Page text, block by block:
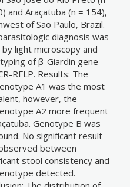
and Araçatuba (n = 154),
of São Paulo, Brazil.
diagnosis was
light microscopy and
of β-Giardin gene
RFLP. Results: The
A1 was the most
however, the
A2 more frequent
Genotype B was
No significant result
between
stool consistency and
detected.